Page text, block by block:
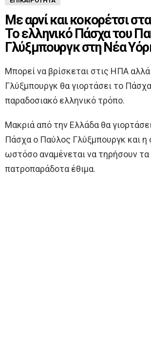
Με αρνί και κοκορέτσι
Το ελληνικό Πάσχα του
Γλύξμπουργκ στη Νέα
Μπορεί να βρίσκεται στις ΗΠΑ
Γλύξμπουργκ θα γιορτάσει το
παραδοσιακό ελληνικό τρόπο.
Μακριά από την Ελλάδα θα
Πάσχα ο Παύλος Γλύξμπουργκ και η
ωστόσο αναμένεται να τηρήσουν τα
πατροπαράδοτα έθιμα.